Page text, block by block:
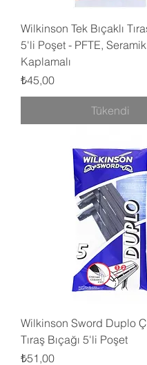
Wilkinson Tek Bıçaklı
5'li Poşet - PFTE,
Kaplamalı
Fiyat
₺45,00
Tükendi
Wilkinson Sword Duplo
Tıraş Bıçağı 5'li Poşet
Fiyat
₺51,00